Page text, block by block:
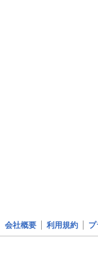
会社概要 利用規約